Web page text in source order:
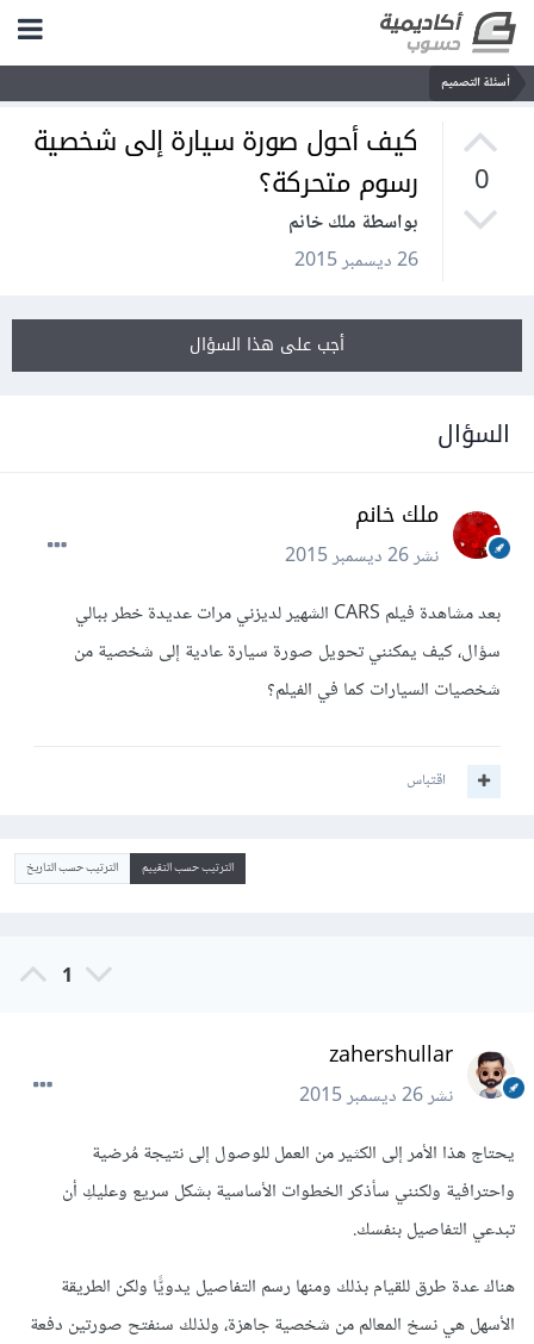
أسئلة التصميم
0
كيف أحول صورة سيارة إلى شخصية
رسوم متحركة؟
بواسطة ملك خانم
26 ديسمبر 2015
أجب على هذا السؤال
السؤال
ملك خانم
نشر26 ديسمبر 2015
بعد مشاهدة فيلم CARS الشهير لديزني مرات عديدة خطر ببالي
سؤال، كيف يمكنني تحويل صورة سيارة عادية إلى شخصية من
شخصيات السيارات كما في الفيلم؟
اقتباس
الترتيب حسب التقييم الترتيب حسب التاريخ
1
zahershullar
نشر26 ديسمبر 2015
يحتاج هذا الأمر إلى الكثير من العمل للوصول إلى نتيجة مُرضية
واحترافية ولكنني سأذكر الخطوات الأساسية بشكل سريع وعليكِ أن
تبدعي التفاصيل بنفسك.
هناك عدة طرق للقيام بذلك ومنها رسم التفاصيل يدويًّا ولكن الطريقة
الأسهل هي نسخ المعالم من شخصية جاهزة، ولذلك سنفتح صورتين دفعة